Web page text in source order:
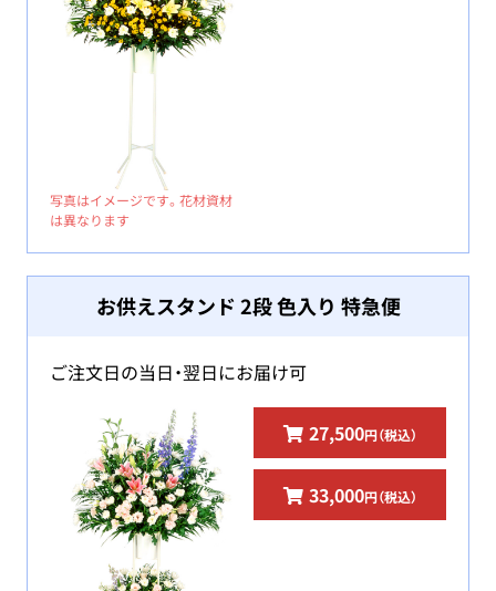
写真はイメージです。花材資材
は異なります
お供えスタンド 2段 色入り 特急便
ご注文日の当日・翌日にお届け可
27,500円（税込）
33,000円（税込）